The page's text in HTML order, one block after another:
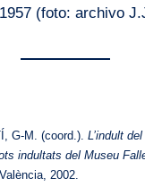
(foto: archivo
G-M. (coord.).L’indult
indultats del Museu
2002.